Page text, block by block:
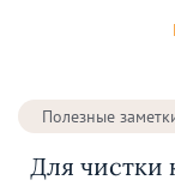
Полезные